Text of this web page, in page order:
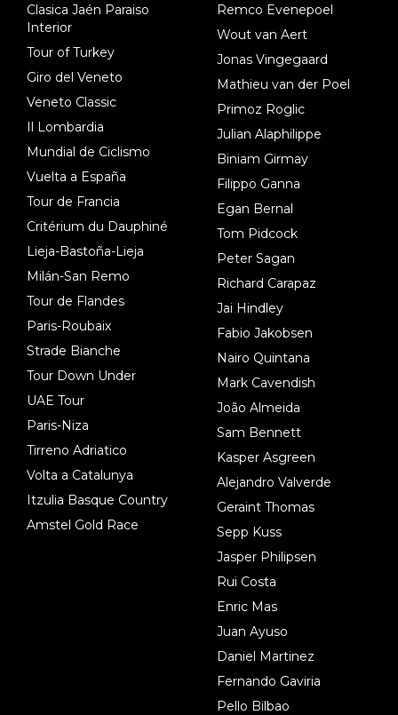
Clasica Jaén Paraiso
Interior
Tour of Turkey
Giro del Veneto
Veneto Classic
Il Lombardia
Mundial de Ciclismo
Vuelta a España
Tour de Francia
Critérium du Dauphiné
Lieja-Bastoña-Lieja
Milán-San Remo
Tour de Flandes
Paris-Roubaix
Strade Bianche
Tour Down Under
UAE Tour
Paris-Niza
Tirreno Adriatico
Volta a Catalunya
Itzulia Basque Country
Amstel Gold Race
Remco Evenepoel
Wout van Aert
Jonas Vingegaard
Mathieu van der Poel
Primoz Roglic
Julian Alaphilippe
Biniam Girmay
Filippo Ganna
Egan Bernal
Tom Pidcock
Peter Sagan
Richard Carapaz
Jai Hindley
Fabio Jakobsen
Nairo Quintana
Mark Cavendish
João Almeida
Sam Bennett
Kasper Asgreen
Alejandro Valverde
Geraint Thomas
Sepp Kuss
Jasper Philipsen
Rui Costa
Enric Mas
Juan Ayuso
Daniel Martinez
Fernando Gaviria
Pello Bilbao